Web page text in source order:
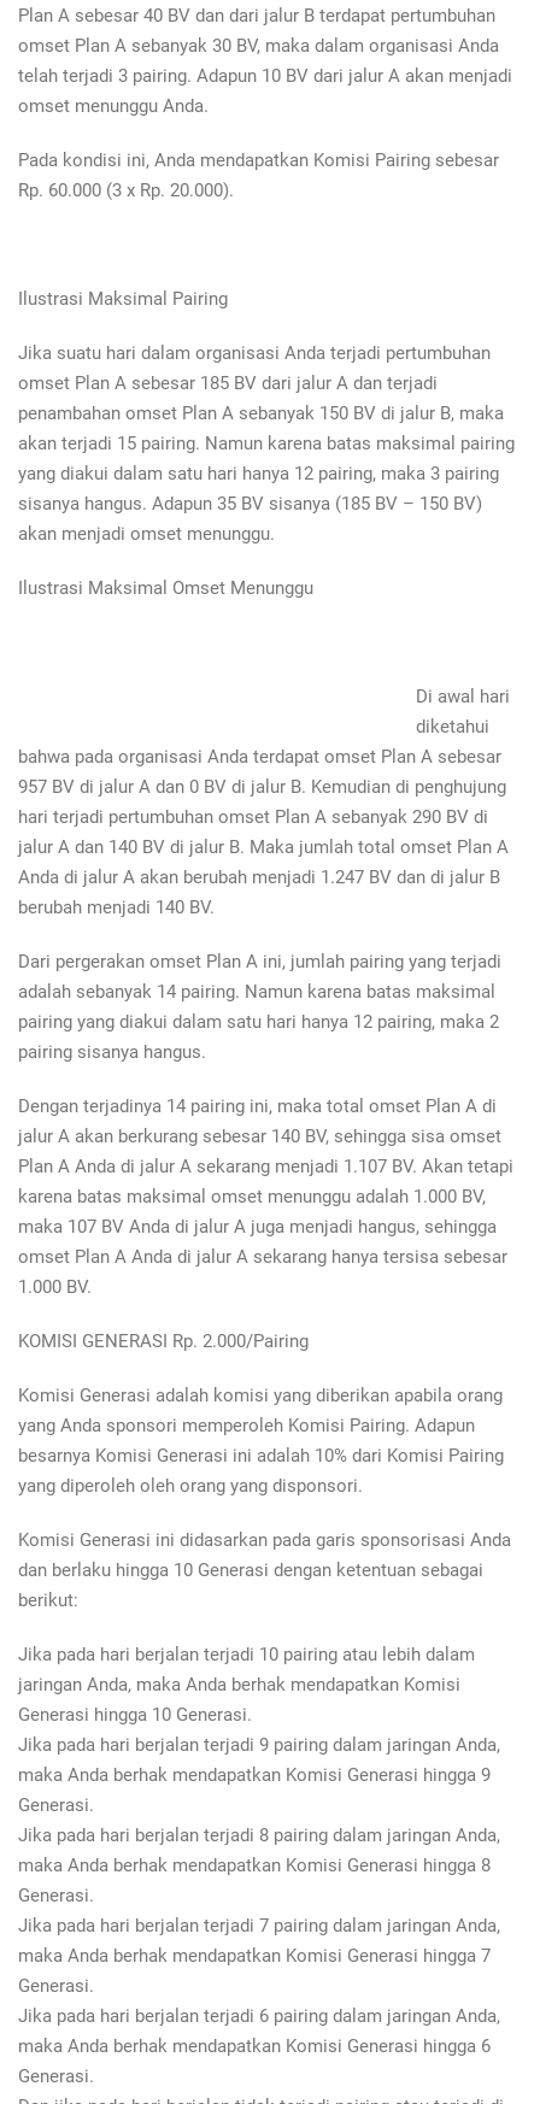
Plan A sebesar 40 BV dan dari jalur B terdapat pertumbuhan
omset Plan A sebanyak 30 BV, maka dalam organisasi Anda
telah terjadi 3 pairing. Adapun 10 BV dari jalur A akan menjadi
omset menunggu Anda.
Pada kondisi ini, Anda mendapatkan Komisi Pairing sebesar
Rp. 60.000 (3 x Rp. 20.000).
Ilustrasi Maksimal Pairing
Jika suatu hari dalam organisasi Anda terjadi pertumbuhan
omset Plan A sebesar 185 BV dari jalur A dan terjadi
penambahan omset Plan A sebanyak 150 BV di jalur B, maka
akan terjadi 15 pairing. Namun karena batas maksimal pairing
yang diakui dalam satu hari hanya 12 pairing, maka 3 pairing
sisanya hangus. Adapun 35 BV sisanya (185 BV – 150 BV)
akan menjadi omset menunggu.
Ilustrasi Maksimal Omset Menunggu
Di awal hari
diketahui
bahwa pada organisasi Anda terdapat omset Plan A sebesar
957 BV di jalur A dan 0 BV di jalur B. Kemudian di penghujung
hari terjadi pertumbuhan omset Plan A sebanyak 290 BV di
jalur A dan 140 BV di jalur B. Maka jumlah total omset Plan A
Anda di jalur A akan berubah menjadi 1.247 BV dan di jalur B
berubah menjadi 140 BV.
Dari pergerakan omset Plan A ini, jumlah pairing yang terjadi
adalah sebanyak 14 pairing. Namun karena batas maksimal
pairing yang diakui dalam satu hari hanya 12 pairing, maka 2
pairing sisanya hangus.
Dengan terjadinya 14 pairing ini, maka total omset Plan A di
jalur A akan berkurang sebesar 140 BV, sehingga sisa omset
Plan A Anda di jalur A sekarang menjadi 1.107 BV. Akan tetapi
karena batas maksimal omset menunggu adalah 1.000 BV,
maka 107 BV Anda di jalur A juga menjadi hangus, sehingga
omset Plan A Anda di jalur A sekarang hanya tersisa sebesar
1.000 BV.
KOMISI GENERASI Rp. 2.000/Pairing
Komisi Generasi adalah komisi yang diberikan apabila orang
yang Anda sponsori memperoleh Komisi Pairing. Adapun
besarnya Komisi Generasi ini adalah 10% dari Komisi Pairing
yang diperoleh oleh orang yang disponsori.
Komisi Generasi ini didasarkan pada garis sponsorisasi Anda
dan berlaku hingga 10 Generasi dengan ketentuan sebagai
berikut:
Jika pada hari berjalan terjadi 10 pairing atau lebih dalam
jaringan Anda, maka Anda berhak mendapatkan Komisi
Generasi hingga 10 Generasi.
Jika pada hari berjalan terjadi 9 pairing dalam jaringan Anda,
maka Anda berhak mendapatkan Komisi Generasi hingga 9
Generasi.
Jika pada hari berjalan terjadi 8 pairing dalam jaringan Anda,
maka Anda berhak mendapatkan Komisi Generasi hingga 8
Generasi.
Jika pada hari berjalan terjadi 7 pairing dalam jaringan Anda,
maka Anda berhak mendapatkan Komisi Generasi hingga 7
Generasi.
Jika pada hari berjalan terjadi 6 pairing dalam jaringan Anda,
maka Anda berhak mendapatkan Komisi Generasi hingga 6
Generasi.